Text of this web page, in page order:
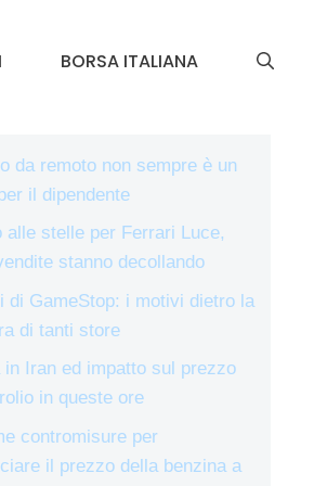
BORSA ITALIANA
da remoto non sempre è un
il dipendente
alle stelle per Ferrari Luce,
stanno decollando
di GameStop: i motivi dietro la
di tanti store
in Iran ed impatto sul prezzo
in queste ore
contromisure per
il prezzo della benzina a